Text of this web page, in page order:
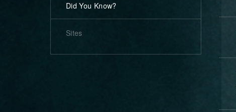
Did You Know?
Sites